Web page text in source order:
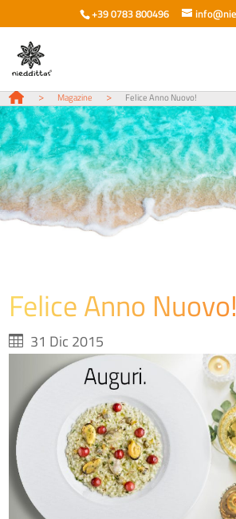
+39 0783 800496
> Magazine > Felice Anno Nuovo!
Felice Anno Nuovo!
31 Dic 2015